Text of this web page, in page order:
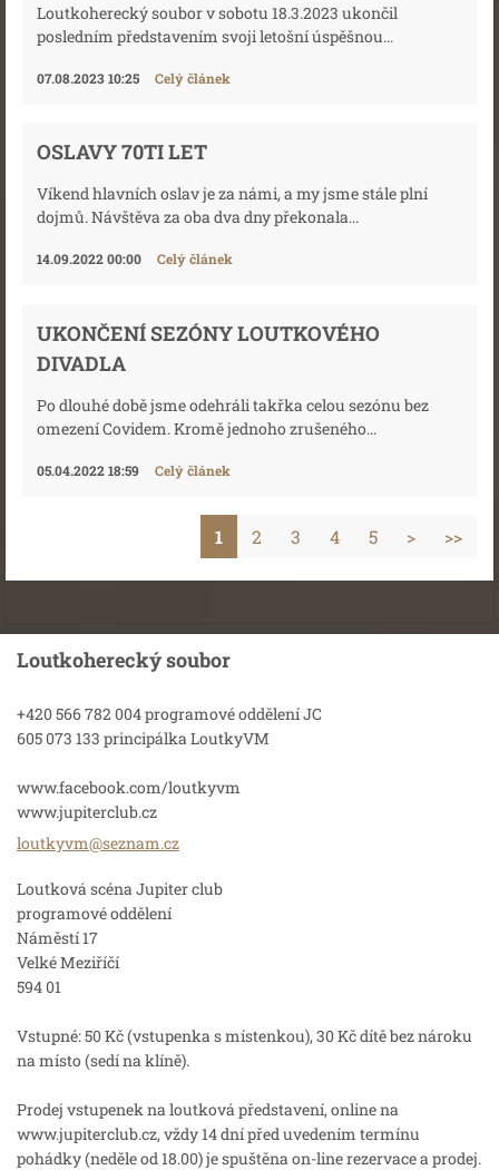
Loutkoherecký soubor v sobotu 18.3.2023 ukončil
posledním představením svoji letošní úspěšnou...
07.08.2023 10:25 Celý článek
OSLAVY 70TI LET
Víkend hlavních oslav je za námi, a my jsme stále plní
dojmů. Návštěva za oba dva dny překonala...
14.09.2022 00:00 Celý článek
UKONČENÍ SEZÓNY LOUTKOVÉHO
DIVADLA
Po dlouhé době jsme odehráli takřka celou sezónu bez
omezení Covidem. Kromě jednoho zrušeného...
05.04.2022 18:59 Celý článek
1 2 3 4 5 > >>
Loutkoherecký soubor
+420 566 782 004 programové oddělení JC
605 073 133 principálka LoutkyVM
www.facebook.com/loutkyvm
www.jupiterclub.cz
loutkyvm@seznam.cz
Loutková scéna Jupiter club
programové oddělení
Náměstí 17
Velké Meziříčí
594 01
Vstupné: 50 Kč (vstupenka s místenkou), 30 Kč dítě bez nároku
na místo (sedí na klíně).
Prodej vstupenek na loutková představení, online na
www.jupiterclub.cz, vždy 14 dní před uvedením termínu
pohádky (neděle od 18.00) je spuštěna on-line rezervace a prodej.